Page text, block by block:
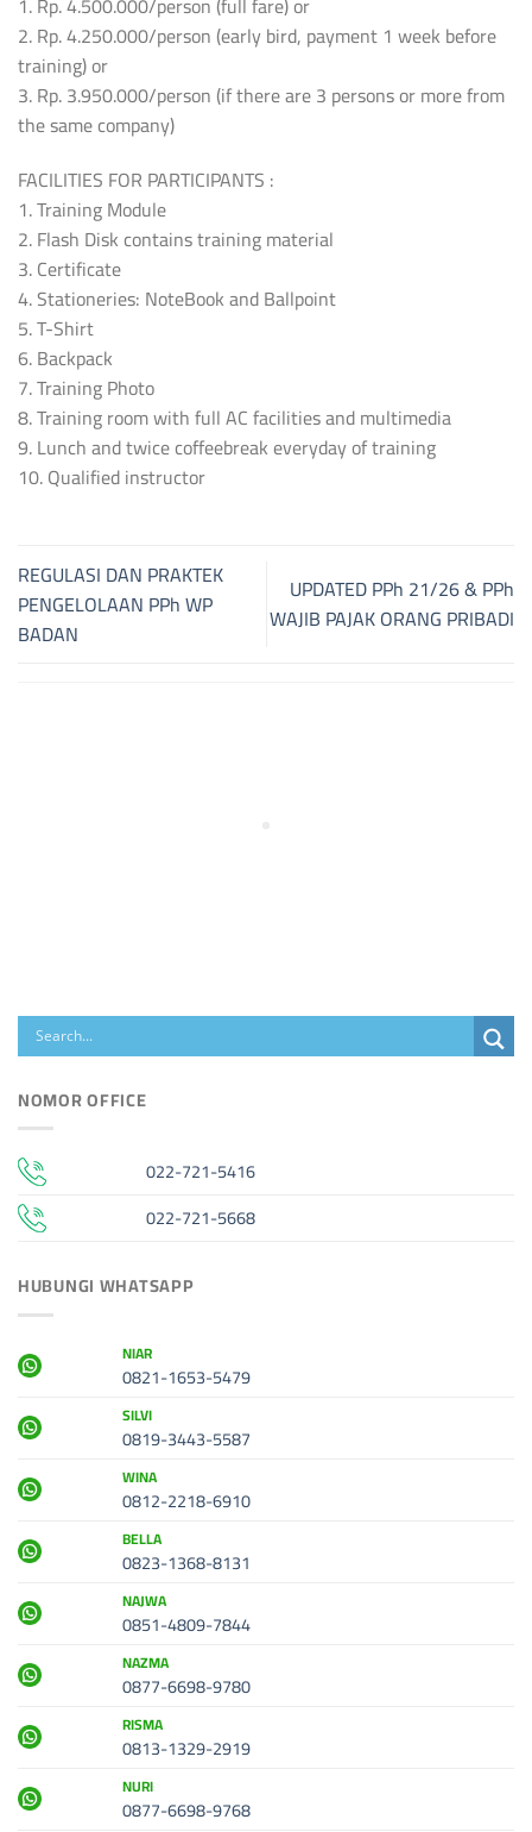
2. Rp. 4.250.000/person (early bird, payment 1 week before
training) or
3. Rp. 3.950.000/person (if there are 3 persons or more from
the same company)
FACILITIES FOR PARTICIPANTS :
1. Training Module
2. Flash Disk contains training material
3. Certificate
4. Stationeries: NoteBook and Ballpoint
5. T-Shirt
6. Backpack
7. Training Photo
8. Training room with full AC facilities and multimedia
9. Lunch and twice coffeebreak everyday of training
10. Qualified instructor
REGULASI DAN PRAKTEK
PENGELOLAAN PPh WP
BADAN
UPDATED PPh 21/26 & PPh
WAJIB PAJAK ORANG PRIBADI
NOMOR OFFICE
022-721-5416
022-721-5668
HUBUNGI WHATSAPP
NIAR
0821-1653-5479
SILVI
0819-3443-5587
WINA
0812-2218-6910
BELLA
0823-1368-8131
NAJWA
0851-4809-7844
NAZMA
0877-6698-9780
RISMA
0813-1329-2919
NURI
0877-6698-9768